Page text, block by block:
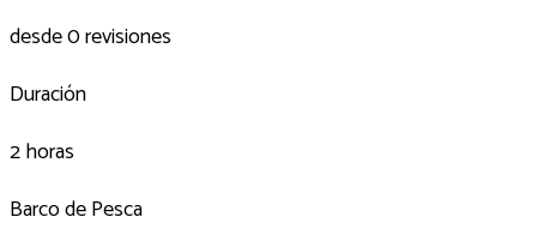
desde 0 revisiones
Duración
2 horas
Barco de Pesca